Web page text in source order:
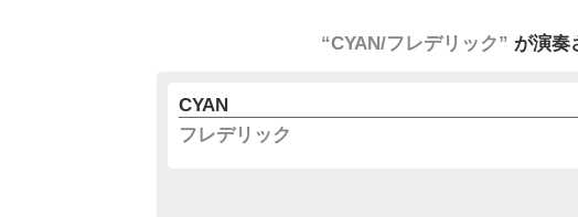
“CYAN/フレデリック” が演奏
CYAN
フレデリック